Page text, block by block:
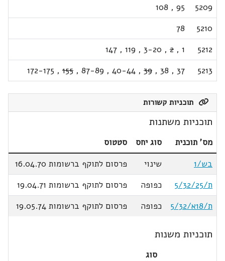
5209
95
,
108
5210
78
5212
1
,
2
,
3-20
,
119
,
147
5213
37
,
38
,
39
,
40-44
,
87-89
,
155
,
172-175
תוכניות קשורות
תוכניות משתנות
מס' תוכנית סוג יחס
סטטוס
בש/1
שינוי
פרסום לתוקף ברשומות 16.04.70
ת/5/32/25
כפופה
פרסום לתוקף ברשומות 19.04.71
ת/18א/5/32
כפופה פרסום לתוקף ברשומות 19.05.74
תוכניות משנות
סוג